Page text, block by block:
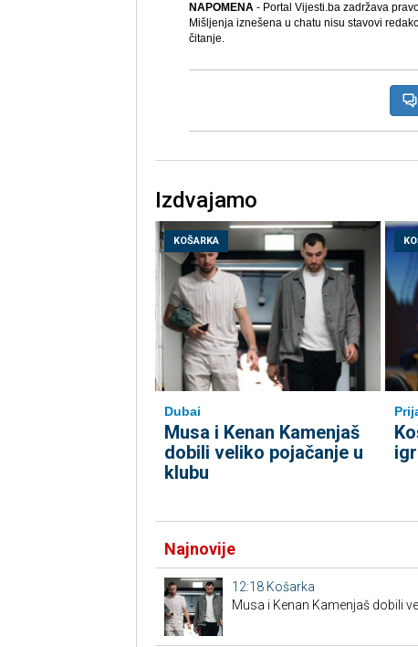
NAPOMENA- Portal Vijesti.ba zadržava
Mišljenja iznešena u chatu nisu stavovi
čitanje.
Izdvajamo
KOŠARKA
Dubai
Musa i Kenan Kamenjaš
dobili veliko pojačanje u
klubu
Najnovije
12:18 Košarka
Musa i Kenan Kamenjaš dobili